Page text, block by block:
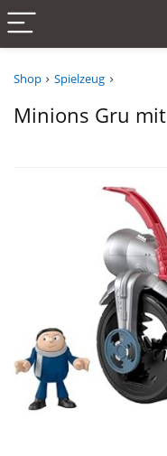
Shop Spielzeug
Minions Gru